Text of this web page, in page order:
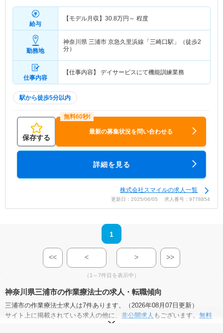
給与
【モデル月収】 30.8万円～ 程度
勤務地
神奈川県 三浦市 京急久里浜線「三崎口駅」（徒歩2
分）
仕事内容
【仕事内容】 デイサービスにて機能訓練業務
駅から徒歩5分以内
保存する
最新の募集状況を問い合わせる
詳細を見る
株式会社スマイルの求人一覧
更新日：2025/06/05 求人番号：9778854
1
<< < > >>
（1～7件目を表示中）
神奈川県三浦市の作業療法士の求人・転職傾向
三浦市の作業療法士求人は7件あります。（2026年08月07日更新）
サイト上に掲載されている求人の他に、 非公開求人 もございます。 無料
にお申し込みいただくと、全求人からご希望条件に合